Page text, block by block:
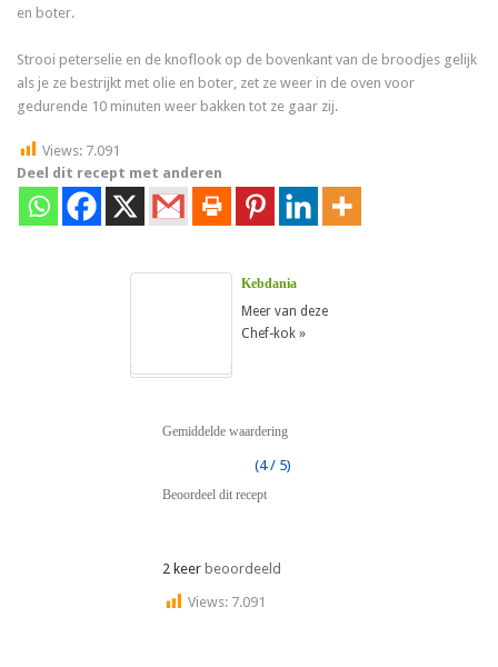
en boter.
Strooi peterselie en de knoflook op de bovenkant van de broodjes gelijk
als je ze bestrijkt met olie en boter, zet ze weer in de oven voor
gedurende 10 minuten weer bakken tot ze gaar zij.
Views: 7.091
Deel dit recept met anderen
Kebdania
Meer van deze
Chef-kok »
Gemiddelde waardering
(4 / 5)
Beoordeel dit recept
2 keer beoordeeld
Views: 7.091